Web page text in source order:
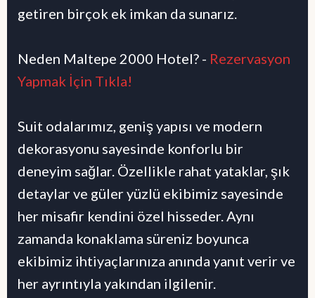
getiren birçok ek imkan da sunarız.
Neden Maltepe 2000 Hotel? - Rezervasyon
Yapmak İçin Tıkla!
Suit odalarımız, geniş yapısı ve modern
dekorasyonu sayesinde konforlu bir
deneyim sağlar. Özellikle rahat yataklar, şık
detaylar ve güler yüzlü ekibimiz sayesinde
her misafir kendini özel hisseder. Aynı
zamanda konaklama süreniz boyunca
ekibimiz ihtiyaçlarınıza anında yanıt verir ve
her ayrıntıyla yakından ilgilenir.